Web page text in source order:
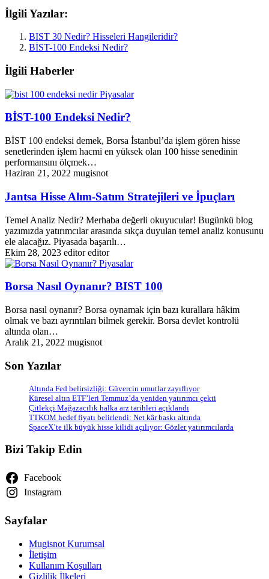
İlgili Yazılar:
BIST 30 Nedir? Hisseleri Hangileridir?
BİST-100 Endeksi Nedir?
İlgili Haberler
Piyasalar
BİST-100 Endeksi Nedir?
BİST 100 endeksi demek, Borsa İstanbul’da işlem gören hisse
senetlerinden işlem hacmi en yüksek olan 100 hisse senedinin
performansını ölçmek…
Haziran 21, 2022 mugisnot
Jantsa Hisse Alım-Satım Stratejileri ve İpuçları
Temel Analiz Nedir? Merhaba değerli okuyucular! Bugünkü blog
yazımızda yatırımcılar arasında sıkça duyulan temel analiz konusunu
ele alacağız. Piyasada başarılı…
Ekim 28, 2023 editor editor
Piyasalar
Borsa Nasıl Oynanır? BIST 100
Borsa nasıl oynanır? Borsa oynamak için bazı kurallara hâkim
olmak ve bazı ayrıntıları bilmek gerekir. Borsa devlet kontrolü
altında olan…
Aralık 21, 2022 mugisnot
Son Yazılar
Altında Fed belirsizliği: Güvercin umutlar zayıflıyor
Küresel altın ETF’leri Temmuz’da yeniden yatırımcı çekti
Çitlekçi Mağazacılık halka arz tarihleri açıklandı
TTKOM hedef fiyatı belirlendi: Net kâr baskı altında
SpaceX’te ilk büyük hisse kilidi açılıyor: Gözler yatırımcılarda
Bizi Takip Edin
Facebook
Instagram
Sayfalar
Mugisnot Kurumsal
İletişim
Kullanım Koşulları
Gizlilik İlkeleri